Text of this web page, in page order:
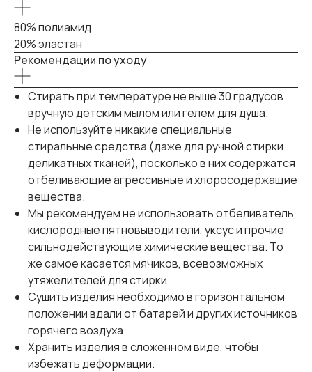
80% полиамид
20% эластан
Рекомендации по уходу
Стирать при температуре не выше 30 градусов
вручную детским мылом или гелем для душа.
Не используйте никакие специальные
стиральные средства (даже для ручной стирки
деликатных тканей), посколько в них содержатся
отбеливающие агрессивные и хлоросодержащие
вещества.
Мы рекомендуем не использовать отбеливатель,
кислородные пятновыводители, уксус и прочие
сильнодействующие химические вещества. То
же самое касается мячиков, всевозможных
утяжелителей для стирки.
Сушить изделия необходимо в горизонтальном
положении вдали от батарей и других источников
горячего воздуха.
Хранить изделия в сложенном виде, чтобы
избежать деформации.